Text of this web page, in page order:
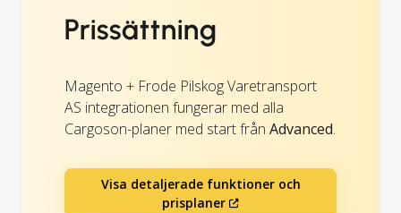
Prissättning
Magento + Frode Pilskog Varetransport
AS integrationen fungerar med alla
Cargoson-planer med start från Advanced.
Visa detaljerade funktioner och
prisplaner